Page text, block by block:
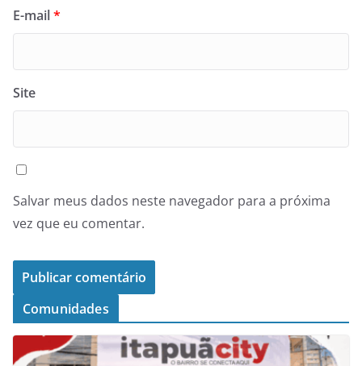
E-mail*
Site
Salvar meus dados neste navegador para a próxima
vez que eu comentar.
Comunidades